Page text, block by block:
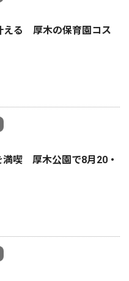
える 厚木の保育園コス
満喫 厚木公園で8月20・